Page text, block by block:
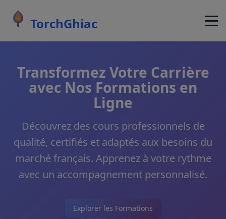
TorchGhiac
Transformez Votre Carrière
avec Nos Formations en
Ligne
Découvrez des cours professionnels de
qualité, certifiés et adaptés aux besoins du
marché français. Apprenez à votre rythme
avec un accompagnement personnalisé.
Explorer les Formations